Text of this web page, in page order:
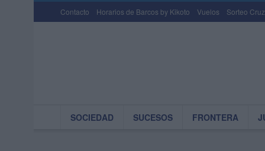
Contacto Horarios de Barcos by Kikoto Vuelos Sorteo
SOCIEDAD SUCESOS FRONTERA